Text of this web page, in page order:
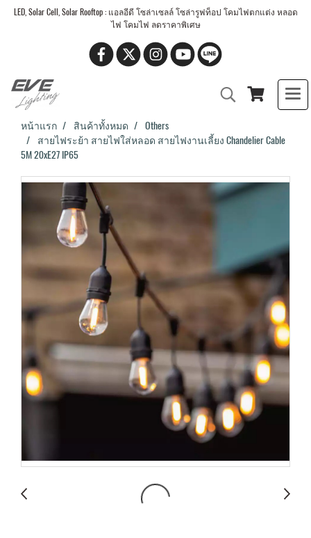
LED, Solar Cell, Solar Rooftop : แอลอีดี โซล่าเซลล์ โซล่ารูฟท็อป โคมไฟตกแต่ง หลอด
ไฟ โคมไฟ ลดราคาพิเศษ
หน้าแรก สินค้าทั้งหมด
Others
สายไฟระย้า สายไฟใส่หลอด สายไฟงานเลี้ยง Chandelier Cable
5M 20xE27 IP65